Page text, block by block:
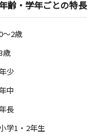
齢・学年ごとの特長
～2歳
歳
少
中
長
学1・2年生